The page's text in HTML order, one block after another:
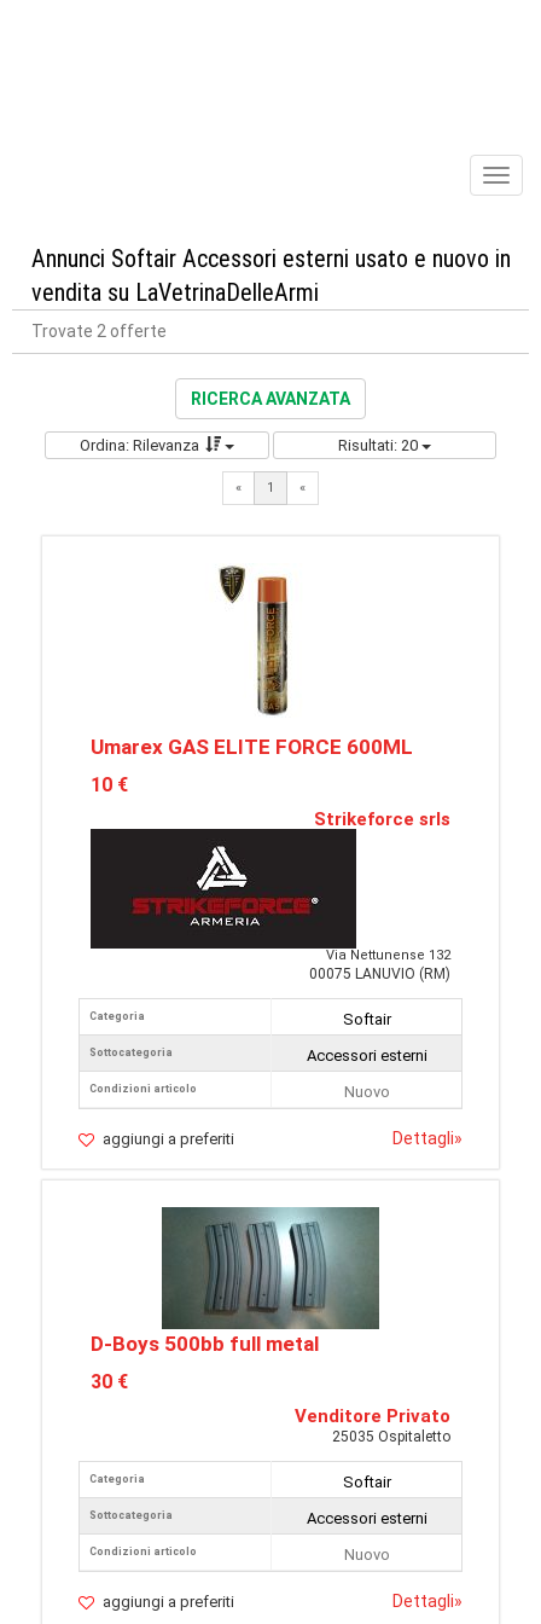
Annunci Softair Accessori esterni usato e nuovo in
vendita su LaVetrinaDelleArmi
Trovate 2 offerte
RICERCA AVANZATA
Ordina: Rilevanza Risultati: 20
« 1 «
Umarex GAS ELITE FORCE 600ML
10 €
Strikeforce srls
Via Nettunense 132
00075 LANUVIO (RM)
Categoria
Sottocategoria
Condizioni articolo
Softair
Accessori esterni
Nuovo
aggiungi a preferiti Dettagli»
D-Boys 500bb full metal
30 €
Venditore Privato
25035 Ospitaletto
Categoria
Sottocategoria
Condizioni articolo
Softair
Accessori esterni
Nuovo
aggiungi a preferiti Dettagli»